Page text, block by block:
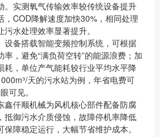
。实测氧气传输效率较传统设备提升
，COD降解速度加快30%，相同处理
水处理效率显著提升。
设备搭载智能变频控制系统，可根据
，避免“满负荷空转”的能源浪费；加
耗，单位产气能耗较行业平均水平降
天的污水站为例，年省电费可
可见。
鑫仟顺机械为风机核心部件配备防腐
抵御污水介质侵蚀，故障停机率降低
障稳定运行，大幅节省维护成本。